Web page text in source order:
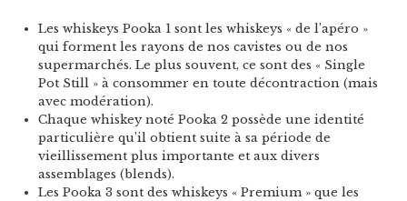
Les whiskeys Pooka 1 sont les whiskeys « de l’apéro »
qui forment les rayons de nos cavistes ou de nos
supermarchés. Le plus souvent, ce sont des « Single
Pot Still » à consommer en toute décontraction (mais
avec modération).
Chaque whiskey noté Pooka 2 possède une identité
particulière qu’il obtient suite à sa période de
vieillissement plus importante et aux divers
assemblages (blends).
Les Pooka 3 sont des whiskeys « Premium » que les